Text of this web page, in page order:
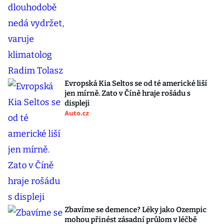
Evropská Kia Seltos se od té americké liší
jen mírně. Zato v Číně hraje rošádu s
displeji
Auto.cz
Zbavíme se demence? Léky jako Ozempic
mohou přinést zásadní průlom v léčbě